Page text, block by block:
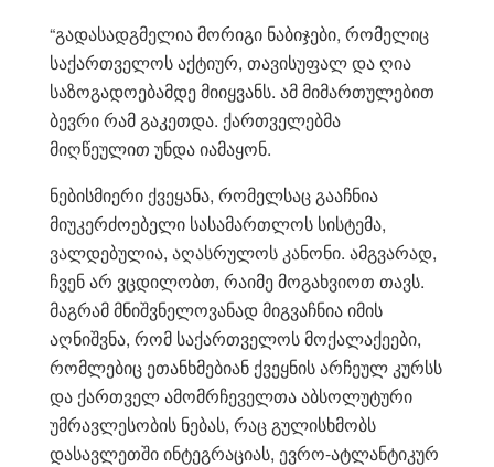
“გადასადგმელია მორიგი ნაბიჯები, რომელიც
საქართველოს აქტიურ, თავისუფალ და ღია
საზოგადოებამდე მიიყვანს. ამ მიმართულებით
ბევრი რამ გაკეთდა. ქართველებმა
მიღწეულით უნდა იამაყონ.
ნებისმიერი ქვეყანა, რომელსაც გააჩნია
მიუკერძოებელი სასამართლოს სისტემა,
ვალდებულია, აღასრულოს კანონი. ამგვარად,
ჩვენ არ ვცდილობთ, რაიმე მოგახვიოთ თავს.
მაგრამ მნიშვნელოვანად მიგვაჩნია იმის
აღნიშვნა, რომ საქართველოს მოქალაქეები,
რომლებიც ეთანხმებიან ქვეყნის არჩეულ კურსს
და ქართველ ამომრჩეველთა აბსოლუტური
უმრავლესობის ნებას, რაც გულისხმობს
დასავლეთში ინტეგრაციას, ევრო-ატლანტიკურ